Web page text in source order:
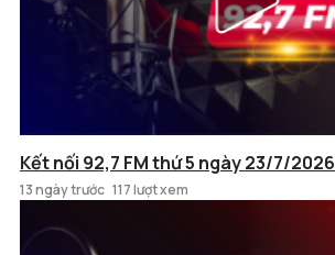
Kết nối 92,7 FM thứ 5 ngày 23/7/2026
13 ngày trước 117 lượt xem